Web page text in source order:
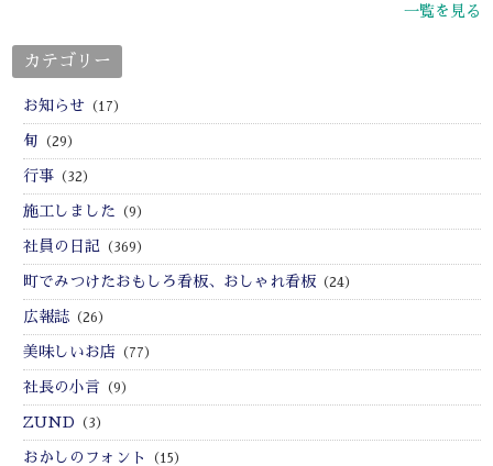
一覧を見る
カテゴリー
お知らせ （17）
旬 （29）
行事 （32）
施工しました （9）
社員の日記 （369）
町でみつけたおもしろ看板、おしゃれ看板 （24）
広報誌 （26）
美味しいお店 （77）
社長の小言 （9）
ZUND （3）
おかしのフォント （15）